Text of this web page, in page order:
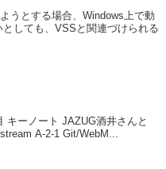
うとする場合、Windows上で動
しても、VSSと関連づけられる
キーノート JAZUG酒井さんと
A-2-1 Git/WebM...